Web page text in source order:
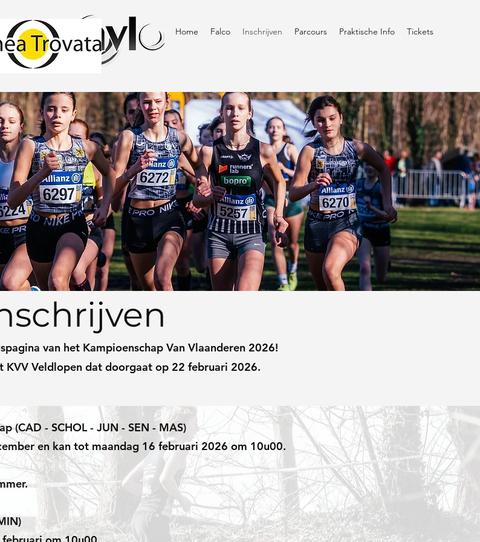
Home Falco Inschrijven Parcours Praktische Info Tickets
van het Kampioenschap Van Vlaanderen 2026!
KVV Veldlopen dat doorgaat op 22 februari 2026.
(CAD - SCHOL - JUN - SEN - MAS)
en kan tot maandag 16 februari 2026 om 10u00.